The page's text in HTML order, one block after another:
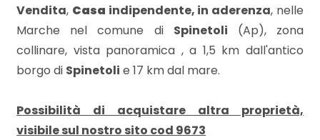
Vendita, Casa indipendente, in aderenza, nelle
Marche nel comune di Spinetoli (Ap), zona
collinare, vista panoramica , a 1,5 km dall'antico
borgo di Spinetoli e 17 km dal mare.
Possibilità di acquistare altra proprietà,
visibile sul nostro sito cod 9673
mq